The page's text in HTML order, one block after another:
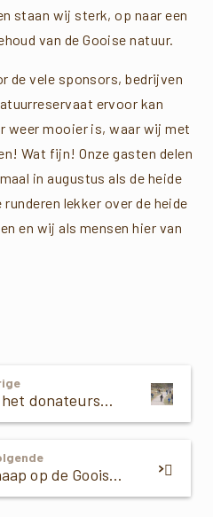
staan wij sterk, op naar een
van de Gooise natuur.
de vele sponsors, bedrijven
ervoor kan
weer mooier is, waar wij met
Wat fijn! Onze gasten delen
in augustus als de heide
lekker over de heide
en wij als mensen hier van
Meld je aan voor het donateurspanel!
Kleurplaat schaap op de Gooise heide